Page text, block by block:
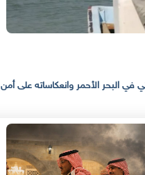
في البحر الأحمر وانعكاساته على